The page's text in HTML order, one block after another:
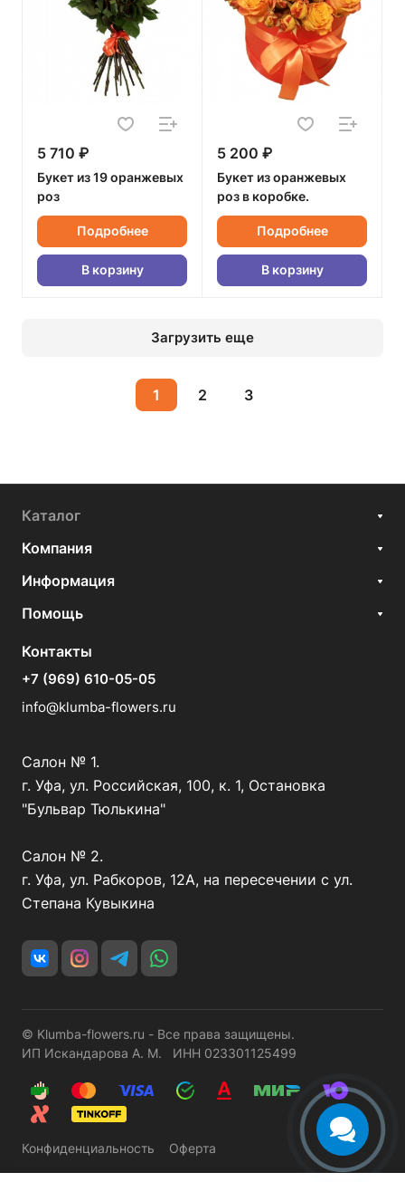
5 710 ₽
Букет из 19 оранжевых
роз
Подробнее
В корзину
5 200 ₽
Букет из оранжевых
роз в коробке.
Подробнее
В корзину
Загрузить еще
1 2 3
Каталог
Компания
Информация
Помощь
Контакты
+7 (969) 610-05-05
info@klumba-flowers.ru
Салон № 1.
г. Уфа, ул. Российская, 100, к. 1, Остановка
"Бульвар Тюлькина"
Салон № 2.
г. Уфа, ул. Рабкоров, 12А, на пересечении с ул.
Степана Кувыкина
© Klumba-flowers.ru - Все права защищены.
ИП Искандарова А. М. ИНН 023301125499
Конфиденциальность Оферта